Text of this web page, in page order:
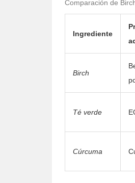
Comparación de
Ingrediente
Birch
Té verde
Cúrcuma